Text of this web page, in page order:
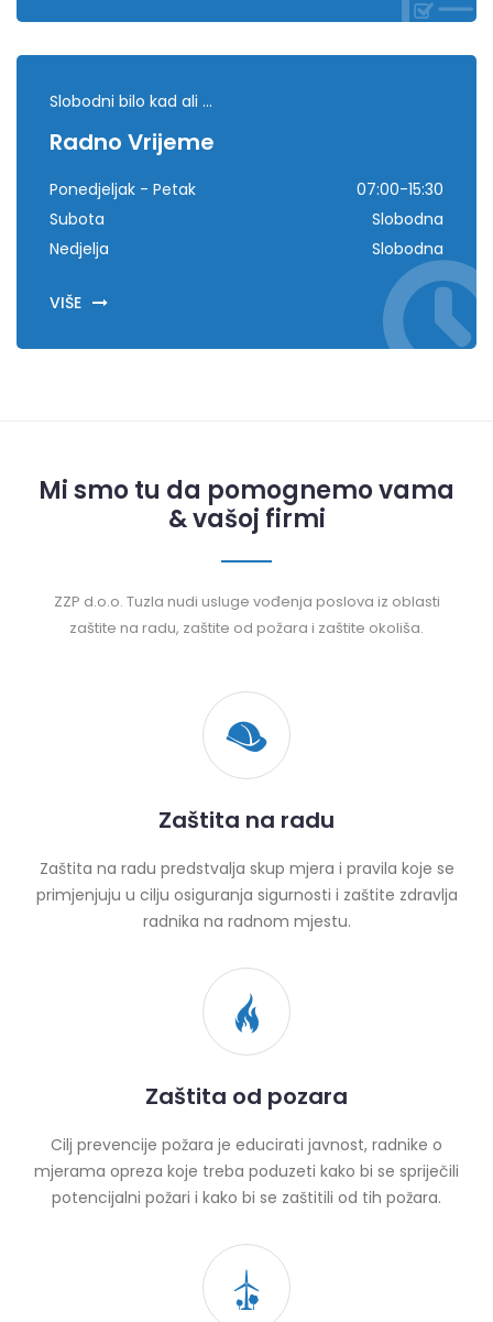
Slobodni bilo kad ali ...
Radno Vrijeme
Ponedjeljak - Petak
07:00-15:30
Subota
Slobodna
Nedjelja
Slobodna
VIŠE
Mi smo tu da pomognemo vama
& vašoj firmi
ZZP d.o.o. Tuzla nudi usluge vođenja poslova iz oblasti
zaštite na radu, zaštite od požara i zaštite okoliša.
Zaštita na radu
Zaštita na radu predstvalja skup mjera i pravila koje se
primjenjuju u cilju osiguranja sigurnosti i zaštite zdravlja
radnika na radnom mjestu.
Zaštita od pozara
Cilj prevencije požara je educirati javnost, radnike o
mjerama opreza koje treba poduzeti kako bi se spriječili
potencijalni požari i kako bi se zaštitili od tih požara.